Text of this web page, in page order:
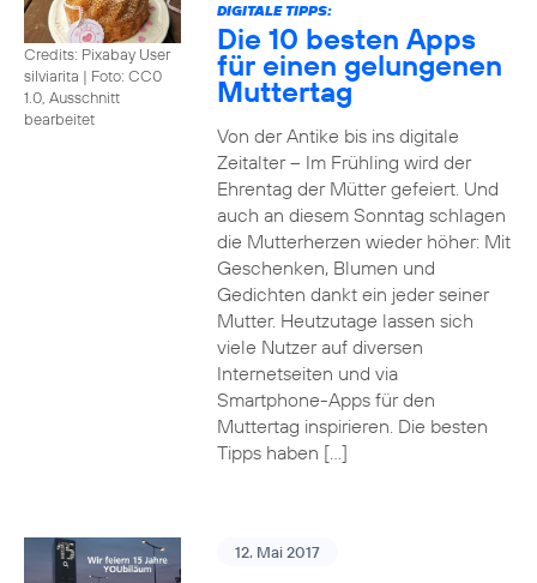
Credits: Pixabay User
silviarita | Foto: CC0
1.0, Ausschnitt
bearbeitet
DIGITALE TIPPS:
Die 10 besten Apps
für einen gelungenen
Muttertag
Von der Antike bis ins digitale
Zeitalter – Im Frühling wird der
Ehrentag der Mütter gefeiert. Und
auch an diesem Sonntag schlagen
die Mutterherzen wieder höher: Mit
Geschenken, Blumen und
Gedichten dankt ein jeder seiner
Mutter. Heutzutage lassen sich
viele Nutzer auf diversen
Internetseiten und via
Smartphone-Apps für den
Muttertag inspirieren. Die besten
Tipps haben […]
12. Mai 2017